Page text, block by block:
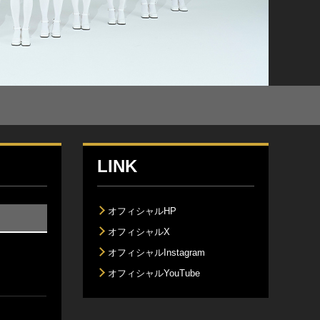
LINK
オフィシャルHP
オフィシャルX
オフィシャルInstagram
オフィシャルYouTube